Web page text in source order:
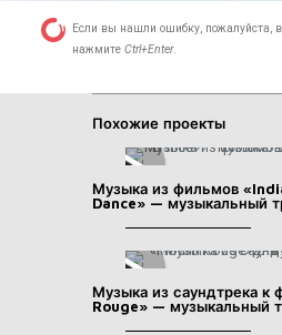
Если вы нашли ошибку, пожалуйста,
нажмите Ctrl+Enter.
Похожие проекты
Музыка из фильмов
Dance» — музыкальный
Музыка из саундтрека к
Rouge» — музыкальный